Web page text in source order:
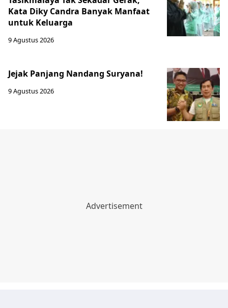
Kata Diky Candra Banyak Manfaat
untuk Keluarga
9 Agustus 2026
Jejak Panjang Nandang Suryana!
9 Agustus 2026